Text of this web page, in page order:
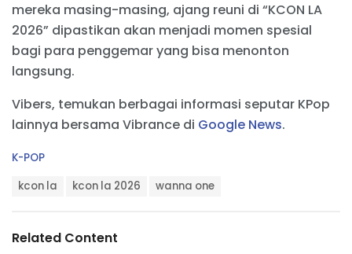
mereka masing-masing, ajang reuni di “KCON LA
2026” dipastikan akan menjadi momen spesial
bagi para penggemar yang bisa menonton
langsung.
Vibers, temukan berbagai informasi seputar KPop
lainnya bersama Vibrance di Google News.
C
r
K-POP
:
kcon la kcon la 2026 wanna one
Related Content